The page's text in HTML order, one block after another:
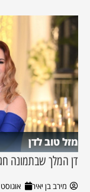
מזל טוב לדן
דן המלך שבתמונה
מירב בן יאיר אוגוסט 4,